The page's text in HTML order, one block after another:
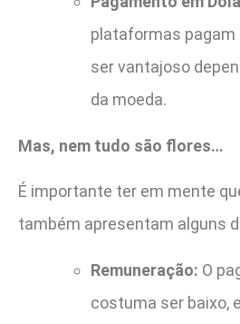
plataformas pagam
ser vantajoso
da moeda.
Mas, nem tudo são flores…
É importante ter em mente
também apresentam alguns
Remuneração: O
costuma ser baixo,